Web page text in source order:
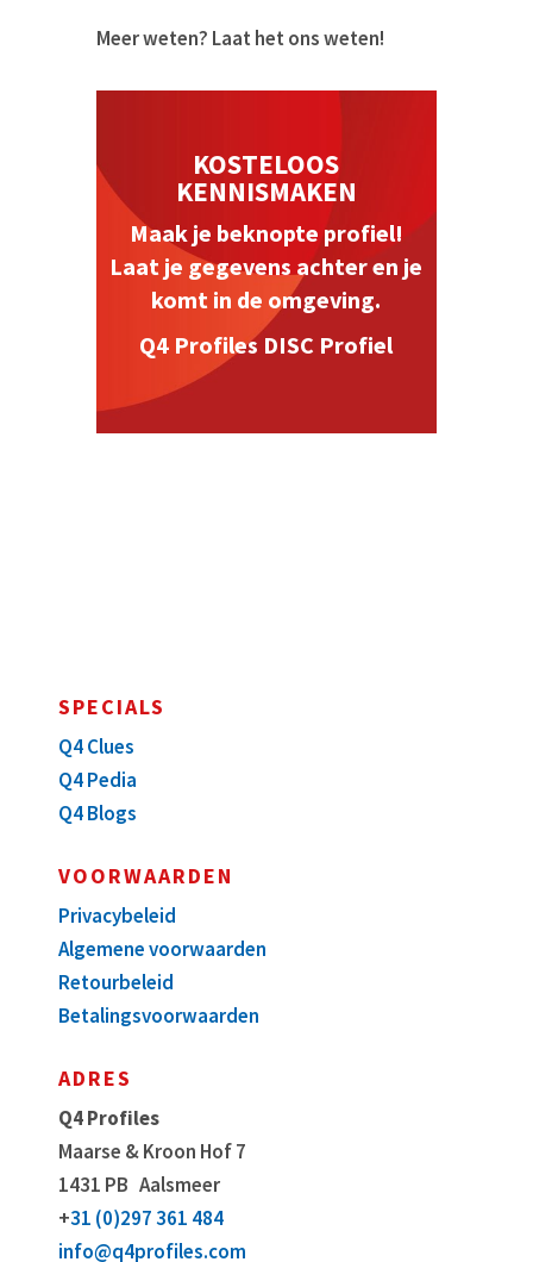
Meer weten? Laat het ons weten!
KOSTELOOS
KENNISMAKEN
Maak je beknopte profiel!
Laat je gegevens achter en je
komt in de omgeving.
Q4 Profiles DISC Profiel
SPECIALS
Q4 Clues
Q4 Pedia
Q4 Blogs
VOORWAARDEN
Privacybeleid
Algemene voorwaarden
Retourbeleid
Betalingsvoorwaarden
ADRES
Q4 Profiles
Maarse & Kroon Hof 7
1431 PB Aalsmeer
+31 (0)297 361 484
info@q4profiles.com